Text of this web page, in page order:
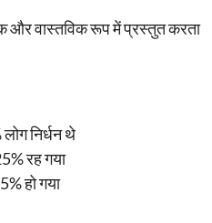
और वास्तविक रूप में प्रस्तुत करता
निर्धन थे
रह गया
हो गया